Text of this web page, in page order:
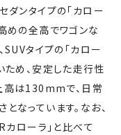
ダンタイプの「カロー
めの全高でワゴンな
タイプの「カロー
ため、安定した走行性
高は130mmで、日常
なっています。なお、
カローラ」と比べて